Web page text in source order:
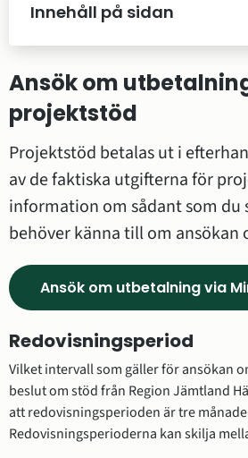
Innehåll på sidan
Ansök om
projektstöd
Projektstöd betalas ut i
av de faktiska utgifterna för
information om sådant som
behöver känna till om
Ansök om utbetalning via
(Länk
annan
öppnas
i
nytt
Redovisningsperiod
Vilket intervall som gäller för ansökan
beslut om stöd från Region Jämtland
att redovisningsperioden är tre
Redovisningsperioderna kan skilja